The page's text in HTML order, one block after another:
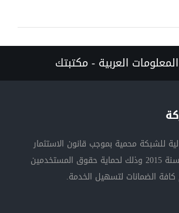
العربية - مكتبتك
للشبكة محمية بموجب قانون الاستثمار
المصري رقم (17) لسنة 2015 وذلك لحماية حقوق المستخدمين
الضمانات لتسهيل الخدمة.